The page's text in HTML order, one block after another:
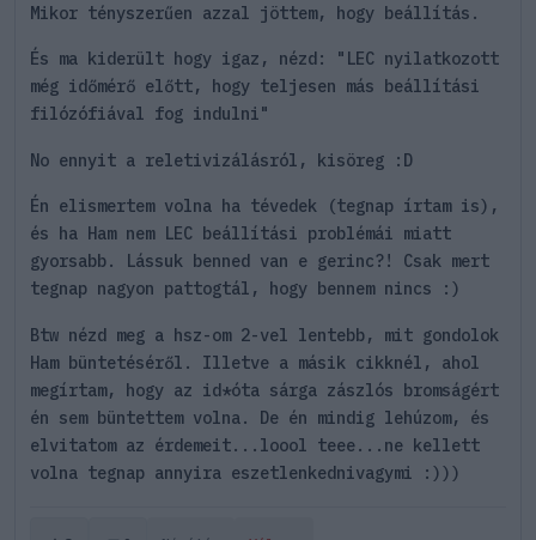
Mikor tényszerűen azzal jöttem, hogy beállítás.
És ma kiderült hogy igaz, nézd: "LEC nyilatkozott
még időmérő előtt, hogy teljesen más beállítási
filózófiával fog indulni"
No ennyit a reletivizálásról, kisöreg :D
Én elismertem volna ha tévedek (tegnap írtam is),
és ha Ham nem LEC beállítási problémái miatt
gyorsabb. Lássuk benned van e gerinc?! Csak mert
tegnap nagyon pattogtál, hogy bennem nincs :)
Btw nézd meg a hsz-om 2-vel lentebb, mit gondolok
Ham büntetéséről. Illetve a másik cikknél, ahol
megírtam, hogy az id*óta sárga zászlós bromságért
én sem büntettem volna. De én mindig lehúzom, és
elvitatom az érdemeit...loool teee...ne kellett
volna tegnap annyira eszetlenkednivagymi :)))